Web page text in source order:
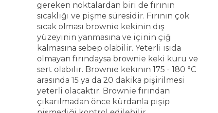
gereken noktalardan biri de fırının
sıcaklığı ve pişme süresidir. Fırının çok
sıcak olması brownie kekinin dış
yüzeyinin yanmasına ve içinin çiğ
kalmasına sebep olabilir. Yeterli ısıda
olmayan fırındaysa brownie keki kuru ve
sert olabilir. Brownie kekinin 175 - 180 °C
arasında 15 ya da 20 dakika pişirilmesi
yeterli olacaktır. Brownie fırından
çıkarılmadan önce kürdanla pişip